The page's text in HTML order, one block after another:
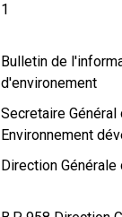
1
Bulletin de
d'environement
Secretaire
Environnement
Direction